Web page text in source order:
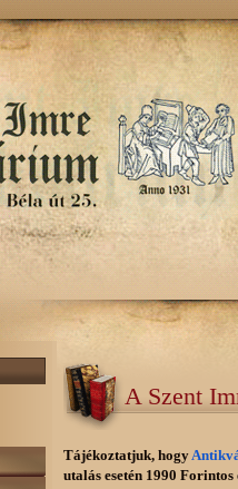
A Szent
Tájékoztatjuk, hogy
utalás esetén 1990